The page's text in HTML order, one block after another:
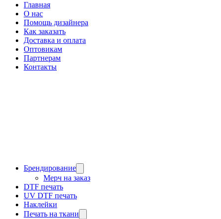
Главная
О нас
Помощь дизайнера
Как заказать
Доставка и оплата
Оптовикам
Партнерам
Контакты
Брендирование
Мерч на заказ
DTF печать
UV DTF печать
Наклейки
Печать на ткани